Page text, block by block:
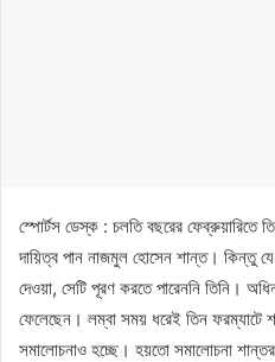
স্পোর্টস ডেস্ক : চলতি বছরের ফেব্রুয়ারিতে
দায়িত্ব পান নাজমুল হোসেন শান্ত। কিন্তু
দেওয়া, সেটি পূরণ করতে পারেননি তিনি।
ফেলেছেন। লম্বা সময় ধরেই তিন ফরম্যাটে
সমালোচনাও হচ্ছে। হয়তো সমালোচনা